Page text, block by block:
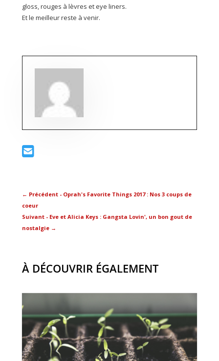
gloss, rouges à lèvres et eye liners.
Et le meilleur reste à venir.
← Précédent - Oprah's Favorite Things 2017 : Nos 3 coups de
coeur
Suivant - Eve et Alicia Keys : Gangsta Lovin', un bon gout de
nostalgie→
À DÉCOUVRIR ÉGALEMENT